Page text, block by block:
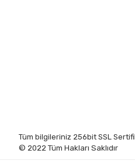
Tüm bilgileriniz 256bit SSL
© 2022 Tüm Hakları Saklıdır